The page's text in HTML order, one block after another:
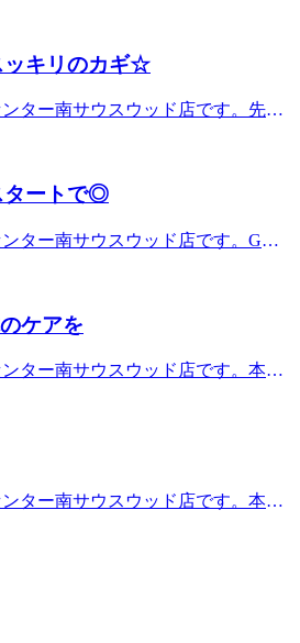
ションスタジオマッサージ・整体
で健康のための“予防”のボディケ
ンター南駅センター北駅、あざみ
口から徒歩1分!横浜市都筑区茅
ウスウッド)3Fお気軽にご来店くだ
間承ることが可能です。空き状況の
ります。Re.Ra.Kuで「健康のため
か?本日も皆様のご来店をスタッ
おります。直近の予約状況は、土日
予約状況は変わることがありま
整体ファンにも気持ちいいと大好
ディケア始めませんか?≪アクセス
ざみ野駅、中山駅、仲町台駅、日
すい!≪場所≫センター南駅1番出口
茅ケ崎中央6-1Southwood(サウスウ
ださい。
スパ】-5℃の炭酸泡をつけて目や
酸泡を付けてほぐすことで血行促進
間からパチパチと音が鳴り、同時
ラベンダーからお選びいただけま
皆様のご来店をスタッフ一同心よ
い時間帯はありますが比較的空き
は変わることがあります。お気軽
ください。リラクゼーションスタジ
ッチ付ボディケア」で健康のため
/グリーンライン センター南駅セ
≫センター南駅1番出口から徒歩1
ッキリのカギ☆
ター南サウスウッド店です。先
皆様はなぜかご存じでしょうか?実
が良くなって酸素や、栄養、水分が
、二酸化炭素、疲労物質などは身
なんです!!水分が足りていないと流
ては頭痛や身体のだるさがでてし
クスしたのにもったいないんで
わっている身体が温まっているリ
30分以内くらいにはコップ1～2杯
。珈琲やアルコールだと利尿作用
くださいね☆本日も皆様のご来店を
やすい時間帯はありますが比較的
せください。リラクゼーションス
ァンにも気持ちいいと大好評!話
トレッチ付ボディケア」で健康の
ア始めませんか?≪アクセス≫最寄
タートで◎
ター南サウスウッド店です。GW
り疲れやすいですよね、、朝早く
!ご自身にはなまるをあげてくださ
ご褒美スイーツ買ったりしてご自
事終わりに疲れを癒したい方はぜ
皆様のご来店を心よりお待ちして
ありますが比較的空きがあります!
があります。お気軽にお電話でお
ラクゼーションスタジオマッサー
ィケア」で健康のための“予防”の
ライン センター南駅センター北
南駅1番出口から徒歩1分!横浜市
ケアを
ター南サウスウッド店です。本日
ですね♪お出かけされた方、家で
お身体のケアも忘れず行ってあげ
来店を心よりお待ちしておりま
日祝が特に人気です!平日も埋ま
すが比較的空きがあります!※ご予
ます。お気軽にお電話でお問い合
ションスタジオマッサージ・整体
好評!話題のオリジナル「肩甲骨
ター南サウスウッド店です。本日
気づいたのは恥ずかしながらここ
家に置くようになりました^^イン
空気洗浄やリラックス効果も期待
おすすめの観葉植物がありました